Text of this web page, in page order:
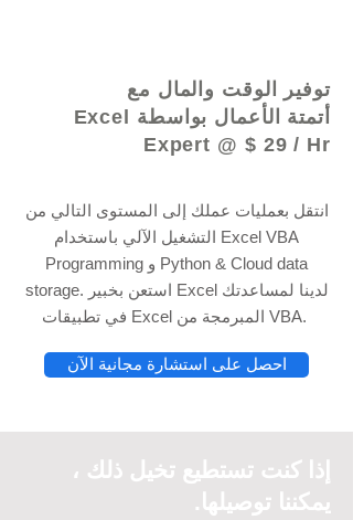
توفير الوقت والمال مع
أتمتة الأعمال بواسطة Excel
Expert @ $ 29 / Hr
انتقل بعمليات عملك إلى المستوى التالي من
التشغيل الآلي باستخدام Excel VBA
Programming و Python & Cloud data
storage. استعن بخبير Excel لدينا لمساعدتك
في تطبيقات Excel المبرمجة من VBA.
احصل على استشارة مجانية الآن
إذا كنت تستطيع تخيل ذلك ،
يمكننا توصيلها.